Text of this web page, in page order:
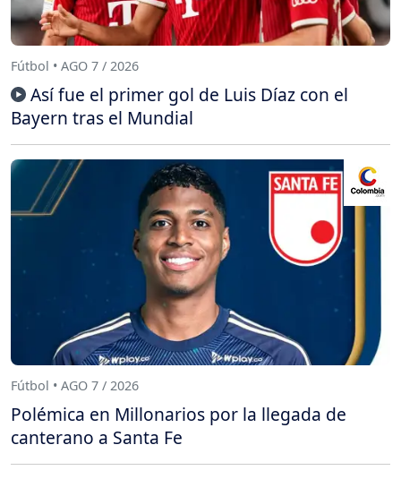
Fútbol • AGO 7 / 2026
Así fue el primer gol de Luis Díaz con el
Bayern tras el Mundial
Fútbol • AGO 7 / 2026
Polémica en Millonarios por la llegada de
canterano a Santa Fe